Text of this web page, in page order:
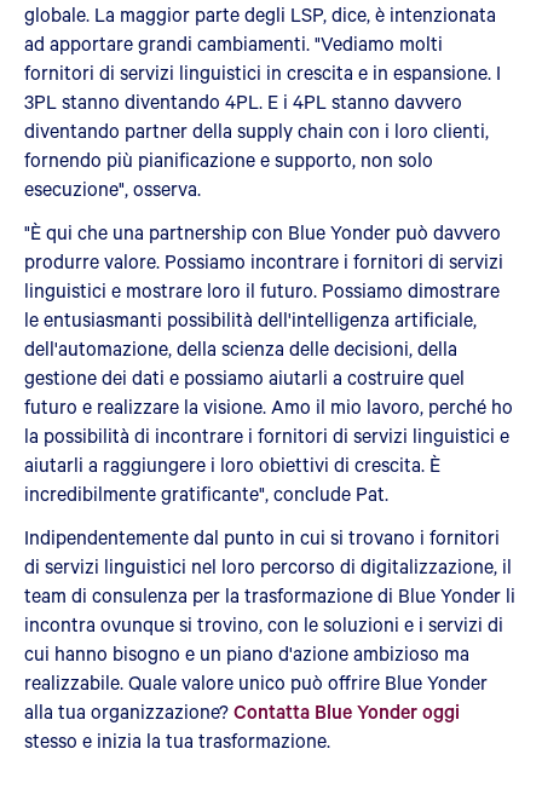
globale. La maggior parte degli LSP, dice, è intenzionata
ad apportare grandi cambiamenti. "Vediamo molti
fornitori di servizi linguistici in crescita e in espansione. I
3PL stanno diventando 4PL. E i 4PL stanno davvero
diventando partner della supply chain con i loro clienti,
fornendo più pianificazione e supporto, non solo
esecuzione", osserva.
"È qui che una partnership con Blue Yonder può davvero
produrre valore. Possiamo incontrare i fornitori di servizi
linguistici e mostrare loro il futuro. Possiamo dimostrare
le entusiasmanti possibilità dell'intelligenza artificiale,
dell'automazione, della scienza delle decisioni, della
gestione dei dati e possiamo aiutarli a costruire quel
futuro e realizzare la visione. Amo il mio lavoro, perché ho
la possibilità di incontrare i fornitori di servizi linguistici e
aiutarli a raggiungere i loro obiettivi di crescita. È
incredibilmente gratificante", conclude Pat.
Indipendentemente dal punto in cui si trovano i fornitori
di servizi linguistici nel loro percorso di digitalizzazione, il
team di consulenza per la trasformazione di Blue Yonder li
incontra ovunque si trovino, con le soluzioni e i servizi di
cui hanno bisogno e un piano d'azione ambizioso ma
realizzabile. Quale valore unico può offrire Blue Yonder
alla tua organizzazione?Contatta Blue Yonder oggi
stesso e inizia la tua trasformazione.